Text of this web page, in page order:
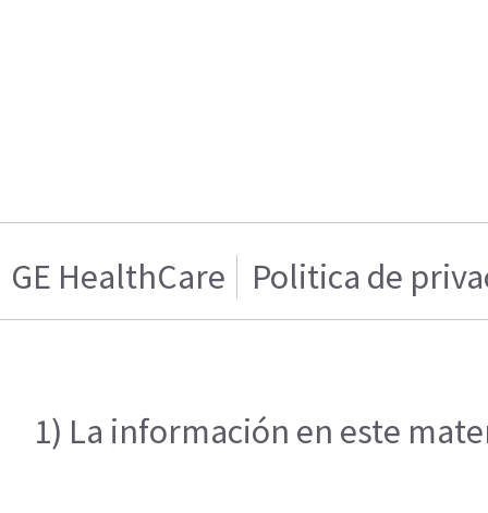
GE HealthCare Politica de
1) La información en este